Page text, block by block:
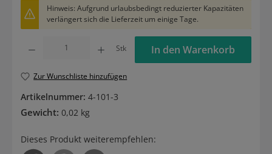
Hinweis: Aufgrund urlaubsbedingt reduzierter Kapazitäten
verlängert sich die Lieferzeit um einige Tage.
Stk In den Warenkorb
Zur Wunschliste hinzufügen
Artikelnummer: 4-101-3
Gewicht: 0,02 kg
Dieses Produkt weiterempfehlen: